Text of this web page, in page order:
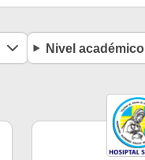
Nivel académico